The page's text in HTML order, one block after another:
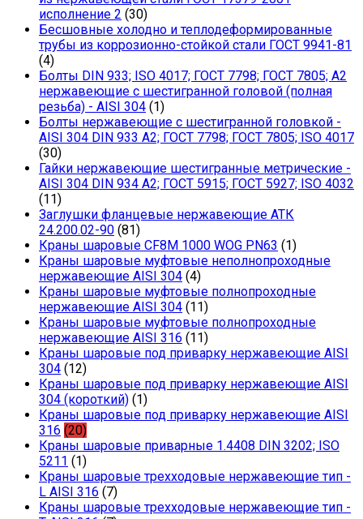
исполнение 2 (30)
Бесшовные холодно и теплодеформированные
трубы из коррозионно-стойкой стали ГОСТ 9941-81
(4)
Болты DIN 933; ISO 4017; ГОСТ 7798; ГОСТ 7805; А2
нержавеющие с шестигранной головой (полная
резьба) - AISI 304 (1)
Болты нержавеющие с шестигранной головкой -
AISI 304 DIN 933 A2; ГОСТ 7798; ГОСТ 7805; ISO 4017
(30)
Гайки нержавеющие шестигранные метрические -
AISI 304 DIN 934 А2; ГОСТ 5915; ГОСТ 5927; ISO 4032
(11)
Заглушки фланцевые нержавеющие АТК
24.200.02-90 (81)
Краны шаровые CF8M 1000 WOG PN63 (1)
Краны шаровые муфтовые неполнопроходные
нержавеющие AISI 304 (4)
Краны шаровые муфтовые полнопроходные
нержавеющие AISI 304 (11)
Краны шаровые муфтовые полнопроходные
нержавеющие AISI 316 (11)
Краны шаровые под приварку нержавеющие AISI
304 (12)
Краны шаровые под приварку нержавеющие AISI
304 (короткий) (1)
Краны шаровые под приварку нержавеющие AISI
316 (20)
Краны шаровые приварные 1.4408 DIN 3202; ISO
5211 (1)
Краны шаровые трехходовые нержавеющие тип -
L AISI 316 (7)
Краны шаровые трехходовые нержавеющие тип -